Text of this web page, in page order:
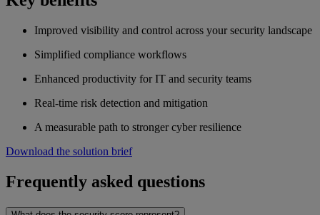
Improved visibility and control across your security landscape
Simplified compliance workflows
Enhanced productivity for IT and security teams
Real-time risk detection and mitigation
A measurable path to stronger cyber resilience
Download the solution brief
Frequently asked questions